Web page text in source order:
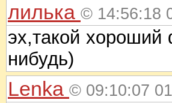
лилька © 14:56:18
эх,такой
нибудь)
Lenka © 09:10:07